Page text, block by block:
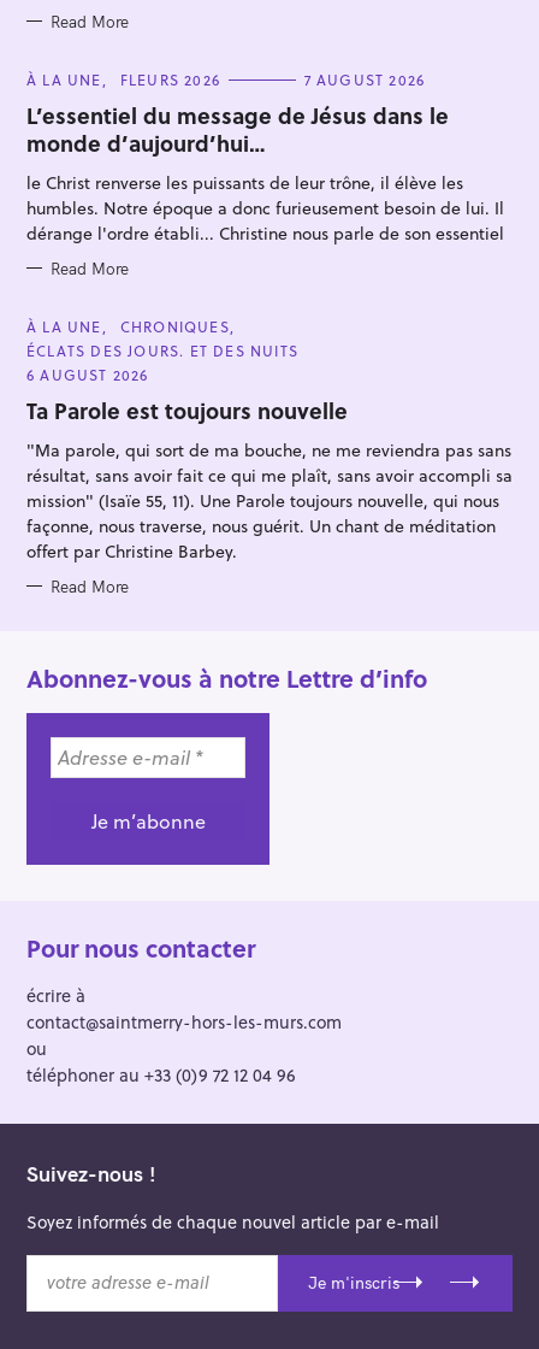
Read More
C
T
E
G
O
R
I
E
S
À LA UNE FLEURS 2026 7 AUGUST 2026
L’essentiel du message de Jésus dans le
monde d’aujourd’hui…
le Christ renverse les puissants de leur trône, il élève les
humbles. Notre époque a donc furieusement besoin de lui. Il
dérange l'ordre établi... Christine nous parle de son essentiel
Read More
C
A
T
E
G
O
R
E
À LA UNE
CHRONIQUES
ÉCLATS DES JOURS. ET DES NUITS
6 AUGUST 2026
Ta Parole est toujours nouvelle
"Ma parole, qui sort de ma bouche, ne me reviendra pas sans
résultat, sans avoir fait ce qui me plaît, sans avoir accompli sa
mission" (Isaïe 55, 11). Une Parole toujours nouvelle, qui nous
façonne, nous traverse, nous guérit. Un chant de méditation
offert par Christine Barbey.
Read More
Abonnez-vous à notre Lettre d’info
Pour nous contacter
écrire à
contact@saintmerry-hors-les-murs.com
ou
téléphoner au +33 (0)9 72 12 04 96
Suivez-nous !
Soyez informés de chaque nouvel article par e-mail
t
Je m'inscris